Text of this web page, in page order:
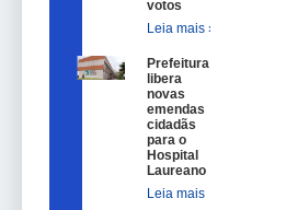
votos
Leia mais »
Prefeitura
libera
novas
emendas
cidadãs
para o
Hospital
Laureano
Leia mais